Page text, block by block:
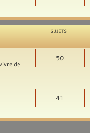
SUJETS
de
50
41